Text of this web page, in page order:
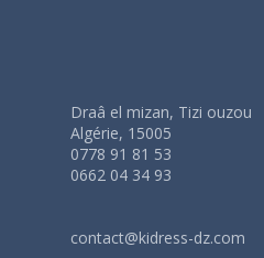
Draâ el mizan, Tizi ouzou
Algérie, 15005
0778 91 81 53
0662 04 34 93
contact@kidress-dz.com